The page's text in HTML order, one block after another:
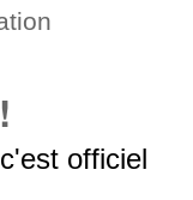
officiel